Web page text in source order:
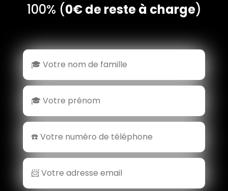
100% (0€ de reste à charge)